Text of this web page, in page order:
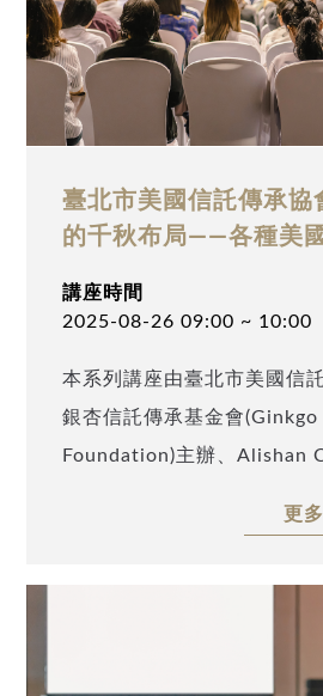
臺北市美國信託傳承協
的千秋布局——各種美
講座時間
2025-08-26 09:00 ~ 10:00
本系列講座由臺北市美國信
銀杏信託傳承基金會(Ginkgo
Foundation)主辦、Alishan
團助理副總裁李博容(Timmy
劃工具來布局百年大業。誠
更多